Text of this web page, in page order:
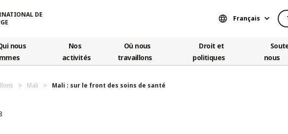
DE
Français
nous
Nos
activités
Où nous
travaillons
Droit et
politiques
nous
Mali Mali : sur le front des soins de santé